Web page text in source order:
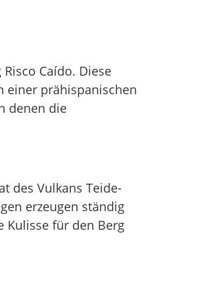
Caído. Diese
einer prähispanischen
denen die
des Vulkans Teide-
erzeugen ständig
Kulisse für den Berg